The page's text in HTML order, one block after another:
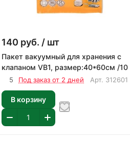
140 руб. / шт
Пакет вакуумный для хранения с
клапаном VB1, размер:40*60см /10
5 Под заказ от 2 дней Арт. 312601
В корзину